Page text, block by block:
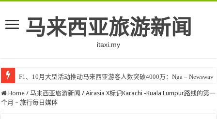
马来西亚旅游新闻
itaxi.my
F1、10月大型活动推动马来西亚游客人数突破4000万：Nga – Newswav
Klook客路将印度和中东创作者聚集在马来西亚 – TravelBiz Monitor
Home / 马来西亚旅游新闻 / Airasia X标记Karachi -Kuala Lumpur路线的第一
个月 – 旅行每日媒体